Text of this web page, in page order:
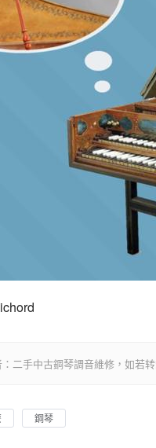
二手中古鋼琴調音維修，如若
鋼琴